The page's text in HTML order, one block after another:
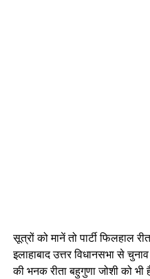
सूत्रों को मानें तो पार्टी फिलहाल
इलाहाबाद उत्तर विधानसभा से
की भनक रीता बहुगुणा जोशी को